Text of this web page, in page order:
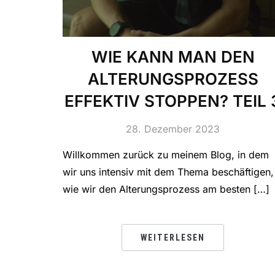
WIE KANN MAN DEN
ALTERUNGSPROZESS
EFFEKTIV STOPPEN? TEIL
28. Dezember 2023
Willkommen zurück zu meinem Blog, in dem
wir uns intensiv mit dem Thema beschäftigen,
wie wir den Alterungsprozess am besten […]
WEITERLESEN